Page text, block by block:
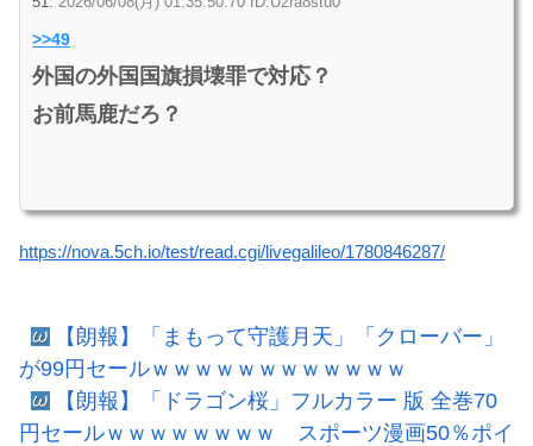
>>49
外国の外国国旗損壊罪で対応？
お前馬鹿だろ？
https://nova.5ch.io/test/read.cgi/livegalileo/1780846287/
【朗報】「まもって守護月天」「クローバー」
が99円セールｗｗｗｗｗｗｗｗｗｗｗｗ
【朗報】「ドラゴン桜」フルカラー 版 全巻70
円セールｗｗｗｗｗｗｗｗ スポーツ漫画50％ポイ